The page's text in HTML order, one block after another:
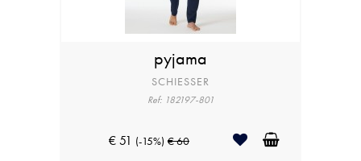
pyjama
SCHIESSER
Ref: 182197-801
€ 51 (-15%) € 60